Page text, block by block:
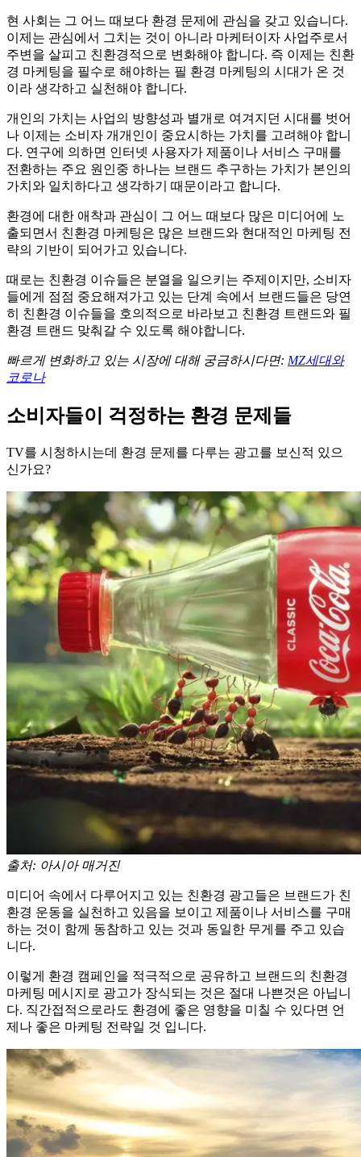
현 사회는 그 어느 때보다 환경 문제에 관심을 갖고 있습니다.
이제는 관심에서 그치는 것이 아니라 마케터이자 사업주로서
주변을 살피고 친환경적으로 변화해야 합니다. 즉 이제는 친환
경 마케팅을 필수로 해야하는 필 환경 마케팅의 시대가 온 것
이라 생각하고 실천해야 합니다.
개인의 가치는 사업의 방향성과 별개로 여겨지던 시대를 벗어
나 이제는 소비자 개개인이 중요시하는 가치를 고려해야 합니
다. 연구에 의하면 인터넷 사용자가 제품이나 서비스 구매를
전환하는 주요 원인중 하나는 브랜드 추구하는 가치가 본인의
가치와 일치하다고 생각하기 때문이라고 합니다.
환경에 대한 애착과 관심이 그 어느 때보다 많은 미디어에 노
출되면서 친환경 마케팅은 많은 브랜드와 현대적인 마케팅 전
략의 기반이 되어가고 있습니다.
때로는 친환경 이슈들은 분열을 일으키는 주제이지만, 소비자
들에게 점점 중요해져가고 있는 단계 속에서 브랜드들은 당연
히 친환경 이슈들을 호의적으로 바라보고 친환경 트랜드와 필
환경 트랜드 맞춰갈 수 있도록 해야합니다.
빠르게 변화하고 있는 시장에 대해 궁금하시다면: MZ세대와
코로나
소비자들이 걱정하는 환경 문제들
TV를 시청하시는데 환경 문제를 다루는 광고를 보신적 있으
신가요?
출처: 아시아 매거진
미디어 속에서 다루어지고 있는 친환경 광고들은 브랜드가 친
환경 운동을 실천하고 있음을 보이고 제품이나 서비스를 구매
하는 것이 함께 동참하고 있는 것과 동일한 무게를 주고 있습
니다.
이렇게 환경 캠페인을 적극적으로 공유하고 브랜드의 친환경
마케팅 메시지로 광고가 장식되는 것은 절대 나쁜것은 아닙니
다. 직간접적으로라도 환경에 좋은 영향을 미칠 수 있다면 언
제나 좋은 마케팅 전략일 것 입니다.